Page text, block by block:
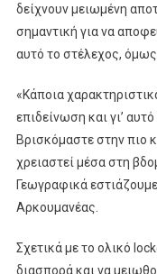
δείχνουν μειωμένη
σημαντική για να
αυτό το στέλεχος, όμως,
«Κάποια
επιδείνωση και γι’
Βρισκόμαστε στην πιο
χρειαστεί μέσα στη
Γεωγραφικά
Αρκουμανέας.
Σχετικά με το ολικό
διασπορά και να